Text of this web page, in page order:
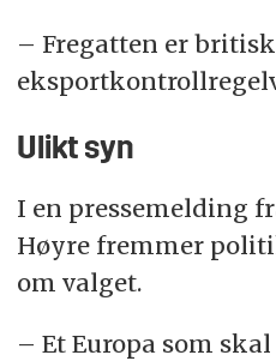
– Fregatten er
Ulikt syn
I en pressemelding
Høyre fremmer
om valget.
– Et Europa som